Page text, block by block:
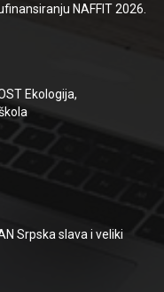
NAFFIT 2026.
Ekologija,
Srpska slava i veliki